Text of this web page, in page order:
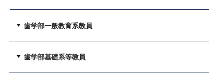
歯学部一般教育系教員
歯学部基礎系等教員